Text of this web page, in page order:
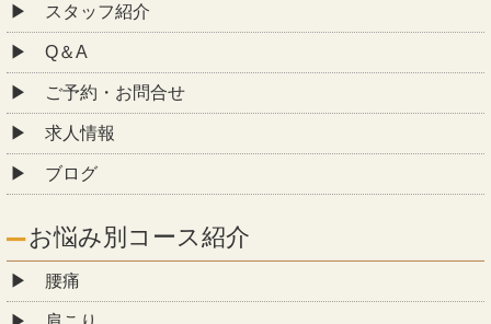
スタッフ紹介
Q＆A
ご予約・お問合せ
求人情報
ブログ
お悩み別コース紹介
腰痛